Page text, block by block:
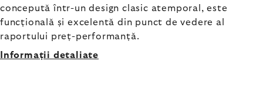
concepută într-un design clasic atemporal, este
funcțională și excelentă din punct de vedere al
raportului preț-performanță.
Informaţii detaliate